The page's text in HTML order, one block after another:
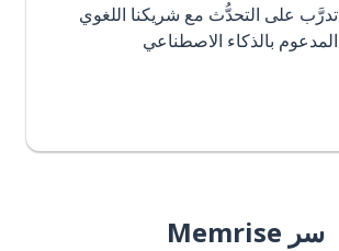
تدرَّب على التحدُّث مع شريكنا اللغوي
المدعوم بالذكاء الاصطناعي
سر Memrise